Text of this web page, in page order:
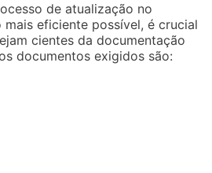
de atualização no
eficiente possível, é crucial
cientes da documentação
documentos exigidos são: